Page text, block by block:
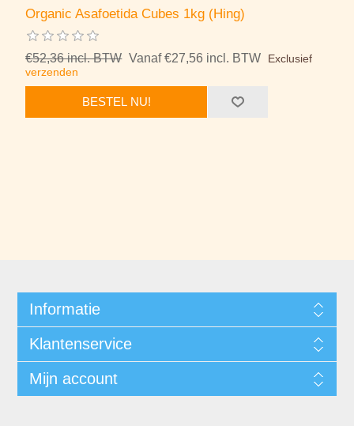
Organic Asafoetida Cubes 1kg (Hing)
€52,36 incl. BTW Vanaf €27,56 incl. BTW
Exclusief
verzenden
BESTEL NU!
Informatie
Klantenservice
Mijn account